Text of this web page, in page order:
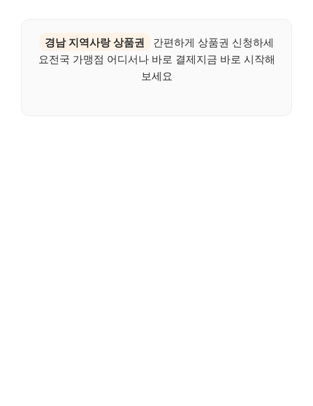
경남 지역사랑 상품권
간편하게 상품권 신청하세
요전국 가맹점 어디서나 바로 결제지금 바로 시작해
보세요